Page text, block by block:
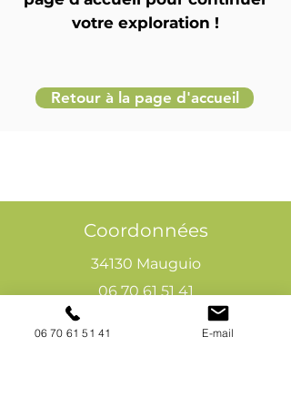
votre exploration !
Retour à la page d'accueil
Coordonnées
34130 Mauguio
06 70 61 51 41
cogivia@gmail.com
06 70 61 51 41 E-mail